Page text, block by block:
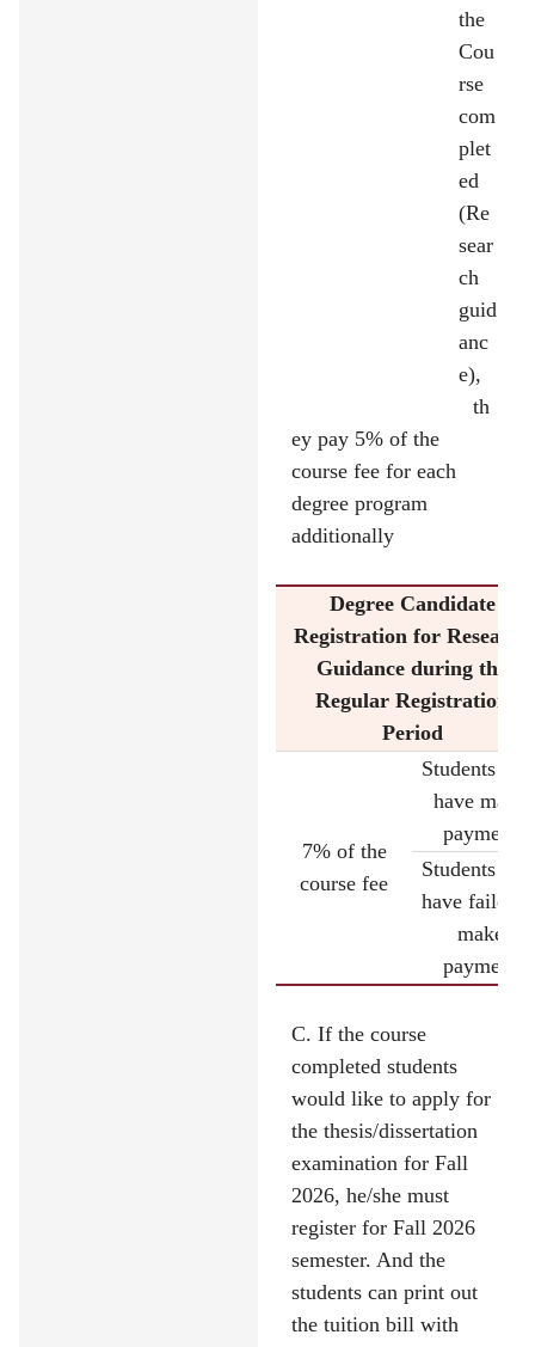
the
Cou
rse
com
plet
ed
(Re
sear
ch
guid
anc
e),
th
ey pay 5% of the
course fee for each
degree program
additionally
Degree Candidate
Registration for Research
Guidance during the
Regular Registration
Period
7% of the
course fee
Students
have made
payment
Students
have failed
make
payment
C. If the course
completed students
would like to apply for
the thesis/dissertation
examination for Fall
2026, he/she must
register for Fall 2026
semester. And the
students can print out
the tuition bill with